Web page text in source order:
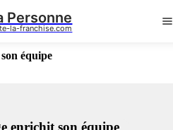
Personne
la-franchise.com
équipe
enrichit son équipe